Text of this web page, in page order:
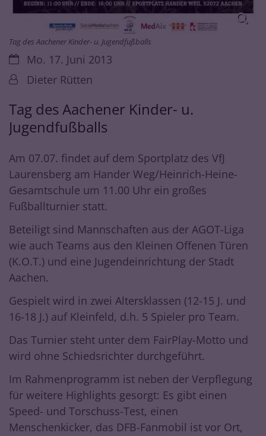
Tag des Aachener Kinder- u. Jugendfußballs
Datum:Mo. 17. Juni 2013
Von:Dieter Rütten
Tag des Aachener Kinder- u.
Jugendfußballs
Am 07.07. findet auf dem Sportplatz des VfJ
Laurensberg am Hander Weg/Heinrich-Heine-
Gesamtschule um 11.00 Uhr ein großes
Fußballturnier statt.
Beteiligt sind Mannschaften aus der AGOT-Liga
wie auch Teams aus den Kleinen Offenen Türen
(K.O.T.) und eine Jugendeinrichtung der Stadt
Aachen.
Gespielt wird in zwei Altersklassen (12-15 J. und
16-18 J.) auf Kleinfeld, d.h. 5 Spieler pro Team.
Das Turnier steht unter dem FairPlay-Motto und
wird ohne Schiedsrichter durchgeführt.
Im Rahmenprogramm ist neben der Verpflegung
für weitere Highlights gesorgt: Es gibt einen
Speed- und Torschuss-Test, einen
Menschenkicker, das DFB-Fanmobil ist vor Ort,